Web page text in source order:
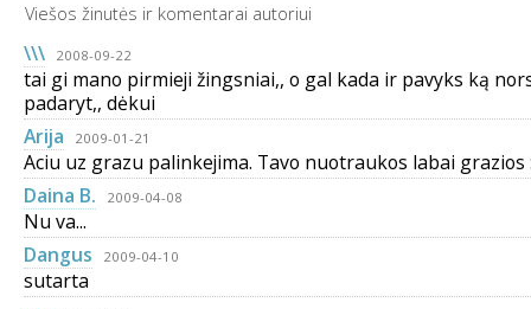
Viešos žinutės ir komentarai autoriui
\\\ 2008-09-22
tai gi mano pirmieji žingsniai,, o gal kada ir pavyks ką
padaryt,, dėkui
Arija
2009-01-21
Aciu uz grazu palinkejima. Tavo nuotraukos labai grazios
Daina B.
2009-04-08
Nu va...
Dangus
2009-04-10
sutarta